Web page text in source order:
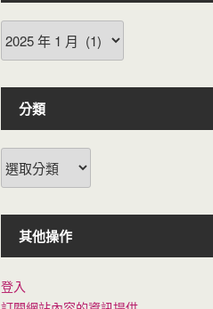
Publications
分類
分
類
其他操作
登入